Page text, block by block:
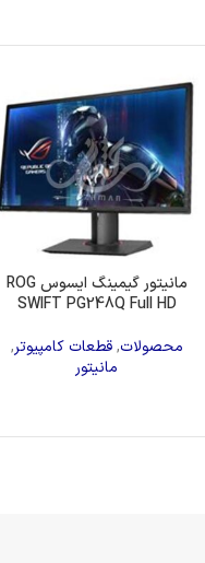
مانیتور گیمینگ ایسوس ROG
SWIFT PG248Q Full HD
محصولات,قطعات کامپیوتر,
مانیتور